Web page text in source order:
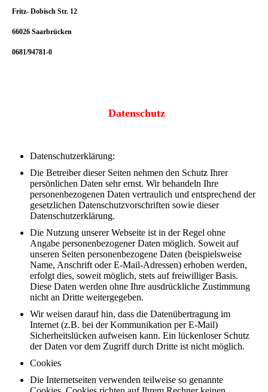
Fritz- Dobisch Str. 12
66026 Saarbrücken
0681/94781-0
Datenschutz
Datenschutzerklärung:
Die Betreiber dieser Seiten nehmen den Schutz Ihrer
persönlichen Daten sehr ernst. Wir behandeln Ihre
personenbezogenen Daten vertraulich und entsprechend der
gesetzlichen Datenschutzvorschriften sowie dieser
Datenschutzerklärung.
Die Nutzung unserer Webseite ist in der Regel ohne
Angabe personenbezogener Daten möglich. Soweit auf
unseren Seiten personenbezogene Daten (beispielsweise
Name, Anschrift oder E-Mail-Adressen) erhoben werden,
erfolgt dies, soweit möglich, stets auf freiwilliger Basis.
Diese Daten werden ohne Ihre ausdrückliche Zustimmung
nicht an Dritte weitergegeben.
Wir weisen darauf hin, dass die Datenübertragung im
Internet (z.B. bei der Kommunikation per E-Mail)
Sicherheitslücken aufweisen kann. Ein lückenloser Schutz
der Daten vor dem Zugriff durch Dritte ist nicht möglich.
Cookies
Die Internetseiten verwenden teilweise so genannte